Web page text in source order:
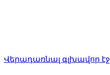
Վերադառնալ գլխավոր էջ